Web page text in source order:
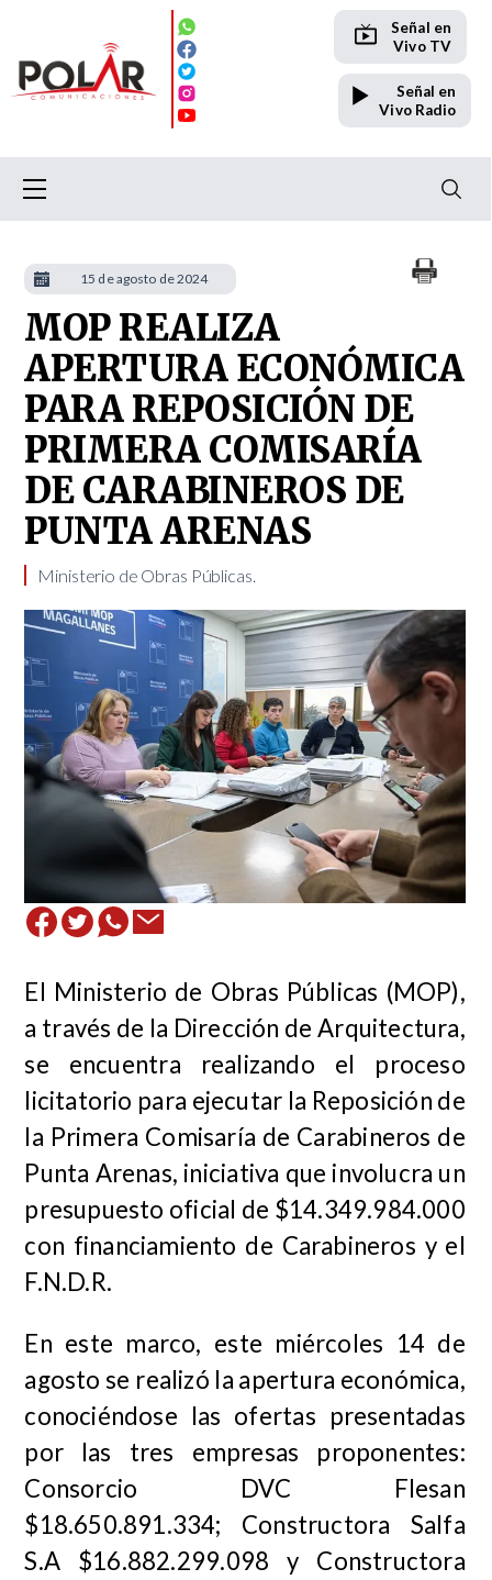
Señal en
Vivo TV
Señal en
Vivo Radio
MOP REALIZA
APERTURA ECONÓMICA
PARA REPOSICIÓN DE
PRIMERA COMISARÍA
DE CARABINEROS DE
PUNTA ARENAS
Ministerio de Obras Públicas. ​
El Ministerio de Obras Públicas (MOP),
a través de la Dirección de Arquitectura,
se encuentra realizando el proceso
licitatorio para ejecutar la Reposición de
la Primera Comisaría de Carabineros de
Punta Arenas, iniciativa que involucra un
presupuesto oficial de $14.349.984.000
con financiamiento de Carabineros y el
F.N.D.R.
En este marco, este miércoles 14 de
agosto se realizó la apertura económica,
conociéndose las ofertas presentadas
por las tres empresas proponentes:
Consorcio DVC Flesan
$18.650.891.334; Constructora Salfa
S.A $16.882.299.098 y Constructora
15 de agosto de 2024